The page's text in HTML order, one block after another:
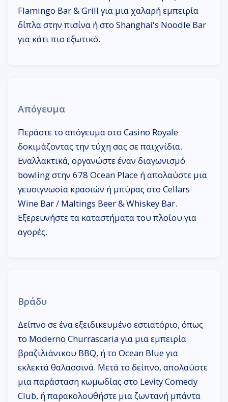
Flamingo Bar & Grill για μια χαλαρή εμπειρία
δίπλα στην πισίνα ή στο Shanghai's Noodle Bar
για κάτι πιο εξωτικό.
Απόγευμα
Περάστε το απόγευμα στο Casino Royale
δοκιμάζοντας την τύχη σας σε παιχνίδια.
Εναλλακτικά, οργανώστε έναν διαγωνισμό
bowling στην 678 Ocean Place ή απολαύστε μια
γευσιγνωσία κρασιών ή μπύρας στο Cellars
Wine Bar / Maltings Beer & Whiskey Bar.
Εξερευνήστε τα καταστήματα του πλοίου για
αγορές.
Βράδυ
Δείπνο σε ένα εξειδικευμένο εστιατόριο, όπως
το Moderno Churrascaria για μια εμπειρία
βραζιλιάνικου BBQ, ή το Ocean Blue για
εκλεκτά θαλασσινά. Μετά το δείπνο, απολαύστε
μια παράσταση κωμωδίας στο Levity Comedy
Club, ή παρακολουθήστε μια ζωντανή μπάντα